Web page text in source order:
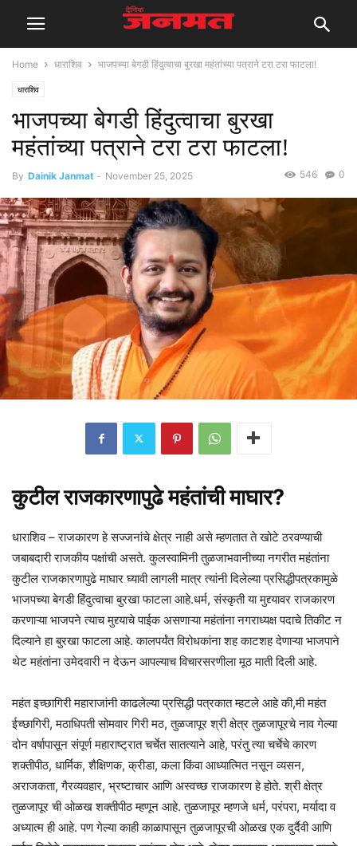
Home धाराशिव भाजपच्या बेगडी हिंदुत्वाचा बुरखा महंतांच्या पत्राने टरा टरा फाटला!
धाराशिव
भाजपच्या बेगडी हिंदुत्वाचा बुरखा
महंतांच्या पत्राने टरा टरा फाटला!
By Dainik Janmat - November 25, 2025 0
546
कुटील राजकारणापुढे महंतांची माघार?
धाराशिव – राजकारण हे सज्जनांचे क्षेत्र नाही असे म्हणतात ते खोटे ठरवण्याची
जबाबदारी राजकीय पक्षांची असते. कुलस्वामिनी तुळजाभवानीच्या नगरीत महंतांना
कुटील राजकारणापुढे माघार घ्यावी लागली मात्र त्यांनी दिलेल्या प्रसिद्धीपत्रकामुळे
भाजपच्या बेगडी हिंदुत्वाचा बुरखा फाटला आहे.धर्म, संस्कृती या मुद्द्यावर राजकारण
करणाऱ्या भाजपने त्याच मुद्द्याचे पाईक असणाऱ्या महंतांना नगराध्यक्ष पदाचे तिकीट न
दिल्याने हा बुरखा फाटला आहे. कालपर्यंत विरोधकांना शह काटशह देणाऱ्या भाजपाने
थेट महंतांना उमेदवारी न देऊन आपल्याच विचारसरणीला मूठ माती दिली आहे.
महंत इच्छागिरी महाराजांनी काढलेल्या प्रसिद्धी पत्रकात म्हटले आहे की,मी महंत
ईच्छागिरी, मठाधिपती सोमवार गिरी मठ, तुळजापूर श्री क्षेत्र तुळजापूरचे नाव गेल्या
दोन वर्षापासून संपूर्ण महाराष्ट्रात चर्चेत सातत्याने आहे, परंतु त्या चर्चेचे कारण
शक्तीपीठ, धार्मिक, शैक्षिणक, क्रीडा, कला किंवा आध्यात्मित नसून व्यसन,
अराजकता, गैरव्यवहार, भ्रष्टाचार आणि अस्वच्छ राजकारण हे होते. श्री क्षेत्र
तुळजापूर ची ओळख शक्तीपीठ म्हणून आहे. तुळजापूर म्हणजे धर्म, परंपरा, मर्यादा व
अध्यात्म ही आहे. पण गेल्या काही काळापासून तुळजापूरची ओळख एक दुर्दैवी आणि